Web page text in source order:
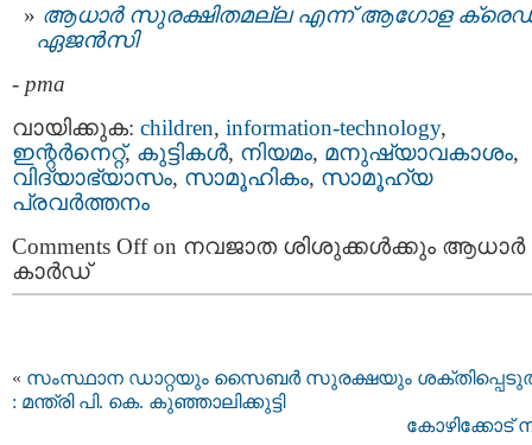
ആധാര്‍ സുരക്ഷിതമല്ല എന്ന് ആഗോള
ഏജന്‍സി
- pma
വായിക്കുക: children, information-technology,
ഇന്റര്‍നെറ്റ്‌, കുട്ടികള്‍, നിയമം, മനുഷ്യാവകാശം,
വിദ്യാഭ്യാസം, സാമൂഹികം, സാമൂഹ്യ
പ്രവര്‍ത്തനം
Comments Offon നവജാത ശിശുക്കള്‍ക്കും ആധാര്‍
കാര്‍ഡ്
« സംസ്ഥാന ഡാറ്റയും സൈബർ സുരക്ഷയും
: മന്ത്രി പി. കെ. കുഞ്ഞാലിക്കുട്ടി
കോഴിക്കോട്